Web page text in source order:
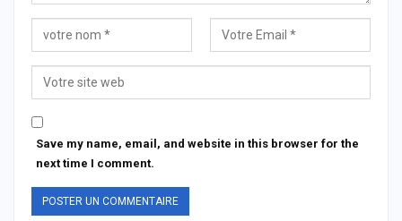
Save my name, email, and website in this browser for the
next time I comment.